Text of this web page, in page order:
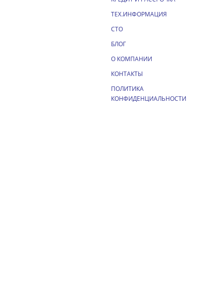
ТЕХ.ИНФОРМАЦИЯ
СТО
БЛОГ
О КОМПАНИИ
КОНТАКТЫ
ПОЛИТИКА
КОНФИДЕНЦИАЛЬНОСТИ